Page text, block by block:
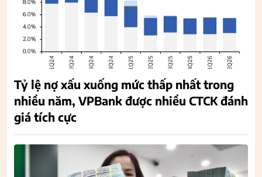
Tỷ lệ nợ xấu xuống mức thấp nhất trong
nhiều năm, VPBank được nhiều CTCK đánh
giá tích cực